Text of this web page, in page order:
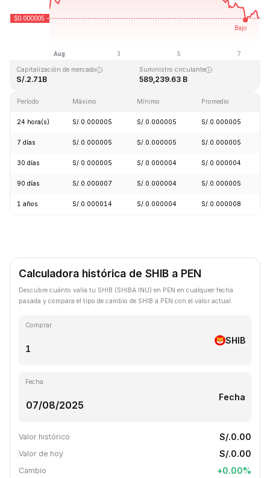
S/.0.000086 S/.0.000000
Capitalización de mercado
S/.2.71B
Suministro circulante
589,239.63 B
Período Máximo Mínimo Promedio
24 hora(s) S/.0.000005 S/.0.000005 S/.0.000005
7 días S/.0.000005 S/.0.000005 S/.0.000005
30 días S/.0.000005 S/.0.000004 S/.0.000004
90 días S/.0.000007 S/.0.000004 S/.0.000005
1 años S/.0.000014 S/.0.000004 S/.0.000008
Calculadora histórica de SHIB a PEN
Descubre cuánto valía tu SHIB (SHIBA INU) en PEN en cualquier fecha
pasada y compara el tipo de cambio de SHIB a PEN con el valor actual.
Comprar
SHIB
Fecha
Fecha
Valor histórico S/.0.00
Valor de hoy S/.0.00
Cambio +0.00%